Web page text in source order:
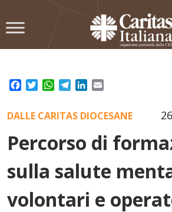
to
Facebook
TwitterWhatsApp
TelegramLinkedIn
DALLE CARITAS DIOCESANE
Percorso di
sulla salute
volontari e